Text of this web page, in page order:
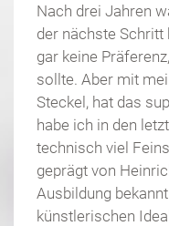
Nach drei Jahren
der nächste
gar keine
sollte. Aber mit
Steckel, hat das
habe ich in den
technisch viel
geprägt von
Ausbildung
künstlerischen